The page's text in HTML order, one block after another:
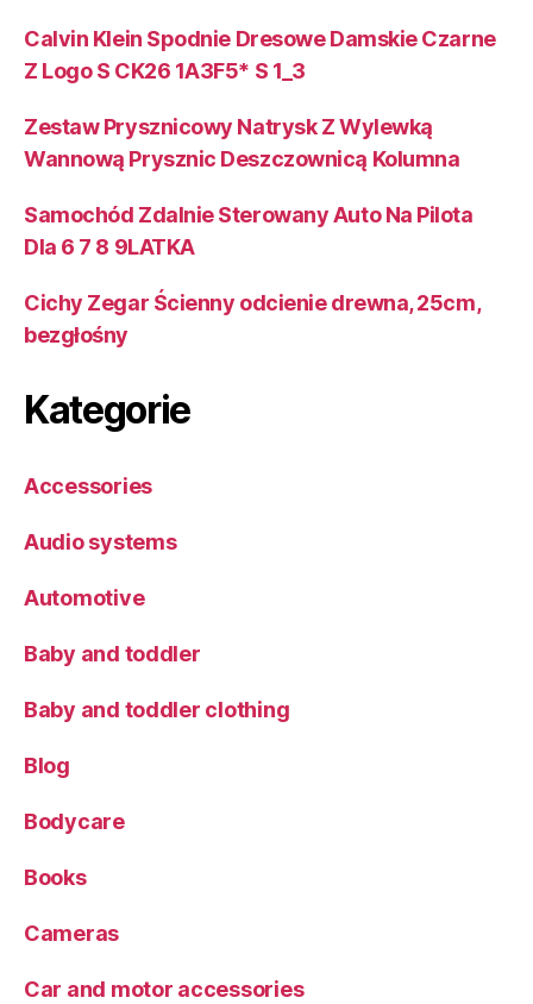
Calvin Klein Spodnie Dresowe Damskie Czarne
Z Logo S CK26 1A3F5* S 1_3
Zestaw Prysznicowy Natrysk Z Wylewką
Wannową Prysznic Deszczownicą Kolumna
Samochód Zdalnie Sterowany Auto Na Pilota
Dla 6 7 8 9LATKA
Cichy Zegar Ścienny odcienie drewna, 25cm,
bezgłośny
Kategorie
Accessories
Audio systems
Automotive
Baby and toddler
Baby and toddler clothing
Blog
Bodycare
Books
Cameras
Car and motor accessories